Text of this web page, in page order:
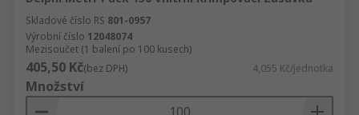
Skladové číslo RS 801-0957
Výrobní číslo 12048074
Mezisoučet (1 balení po 100 kusech)
405,50 Kč(bez DPH) 4,055 Kč/jednotka
Množství